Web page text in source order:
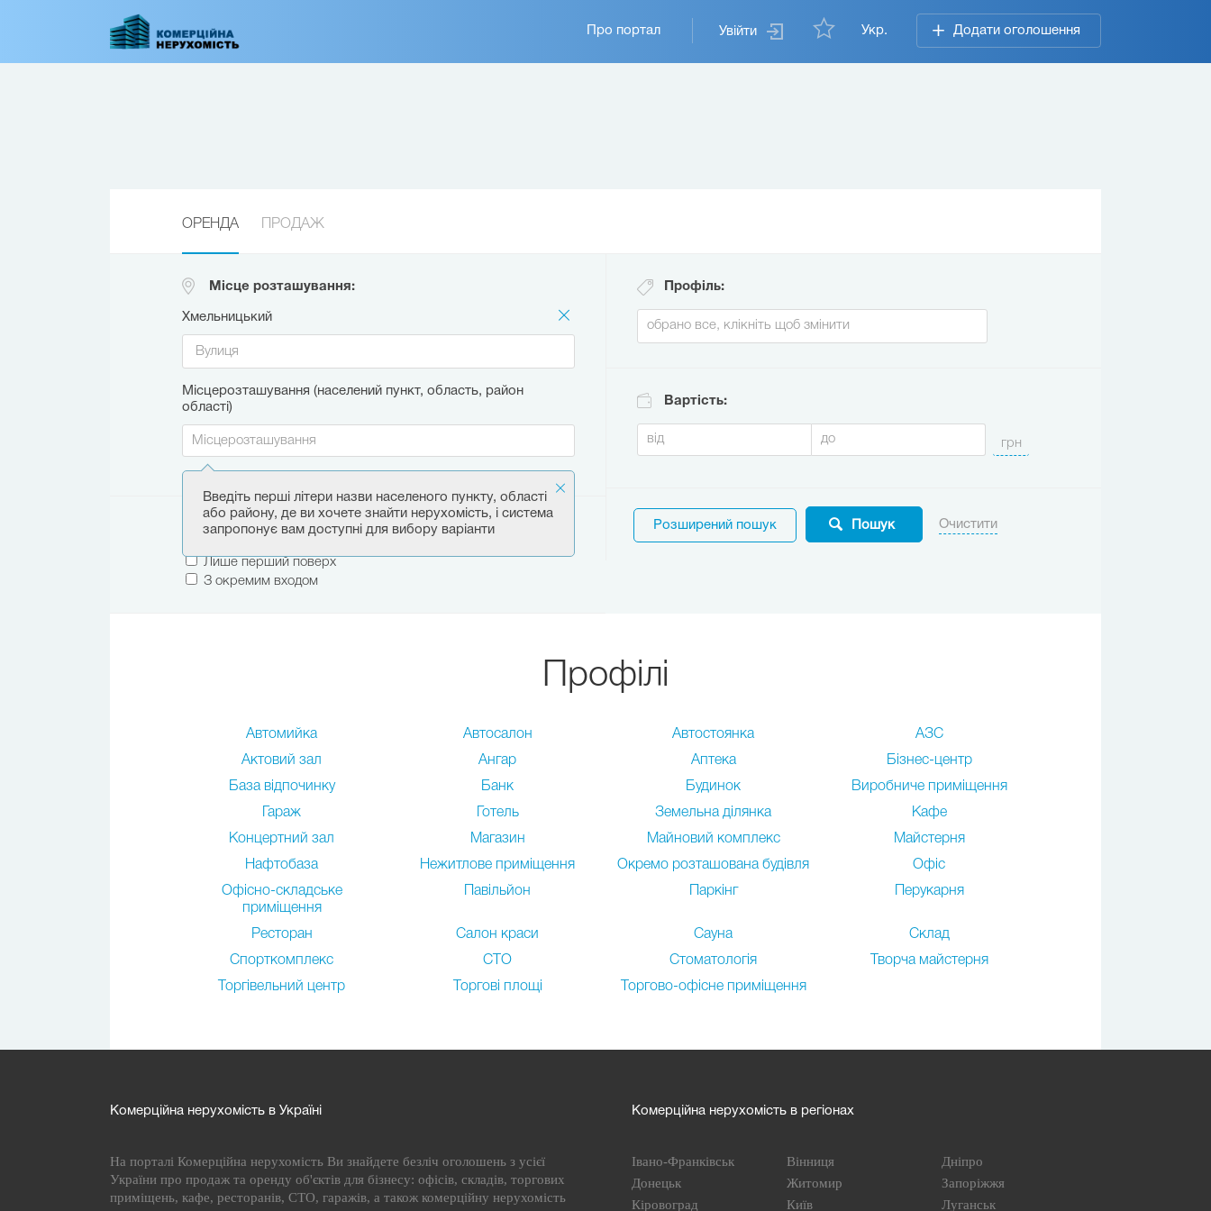
Увійти Укр. Додати оголошення
Основная
навигация
Про портал
ОРЕНДА ПРОДАЖ
Місце розташування:
Хмельницький
Місцерозташування (населений пункт, область, район
області)
Введіть перші літери назви населеного пункту, області
або району, де ви хочете знайти нерухомість, і система
запропонує вам доступні для вибору варіанти
Поверх:
Лише перший поверх
З окремим входом
Профіль:
Вартість:
Розширений пошук
Профілі
Автомийка Автосалон Автостоянка АЗС
Актовий зал Ангар Аптека Бізнес-центр
База відпочинку Банк Будинок Виробниче приміщення
Гараж Готель Земельна ділянка Кафе
Концертний зал Магазин Майновий комплекс Майстерня
Нафтобаза Нежитлове приміщення Окремо розташована будівля Офіс
Офісно-складське
приміщення
Павільйон Паркінг Перукарня
Ресторан Салон краси Сауна Склад
Спорткомплекс СТО Стоматологія Творча майстерня
Торгівельний центр Торгові площі Торгово-офісне приміщення
Комерційна нерухомість в Україні
На порталі Комерційна нерухомість Ви знайдете безліч оголошень з усієї
України про продаж та оренду об'єктів для бізнесу: офісів, складів, торгових
приміщень, кафе, ресторанів, СТО, гаражів, а також комерційну нерухомість
Комерційна нерухомість в регіонах
Івано-Франківськ Вінниця
Дніпро
Донецьк
Житомир
Запоріжжя
Кіровоград
Київ Луганськ